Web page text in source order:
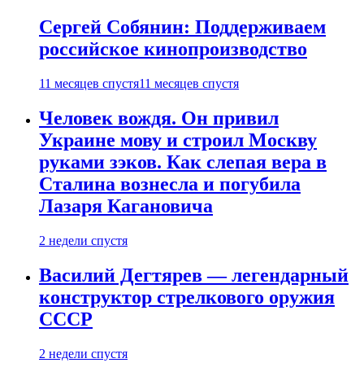
Сергей Собянин: Поддерживаем
российское кинопроизводство
11 месяцев спустя11 месяцев спустя
Человек вождя. Он привил
Украине мову и строил Москву
руками зэков. Как слепая вера в
Сталина вознесла и погубила
Лазаря Кагановича
2 недели спустя
Василий Дегтярев — легендарный
конструктор стрелкового оружия
СССР
2 недели спустя